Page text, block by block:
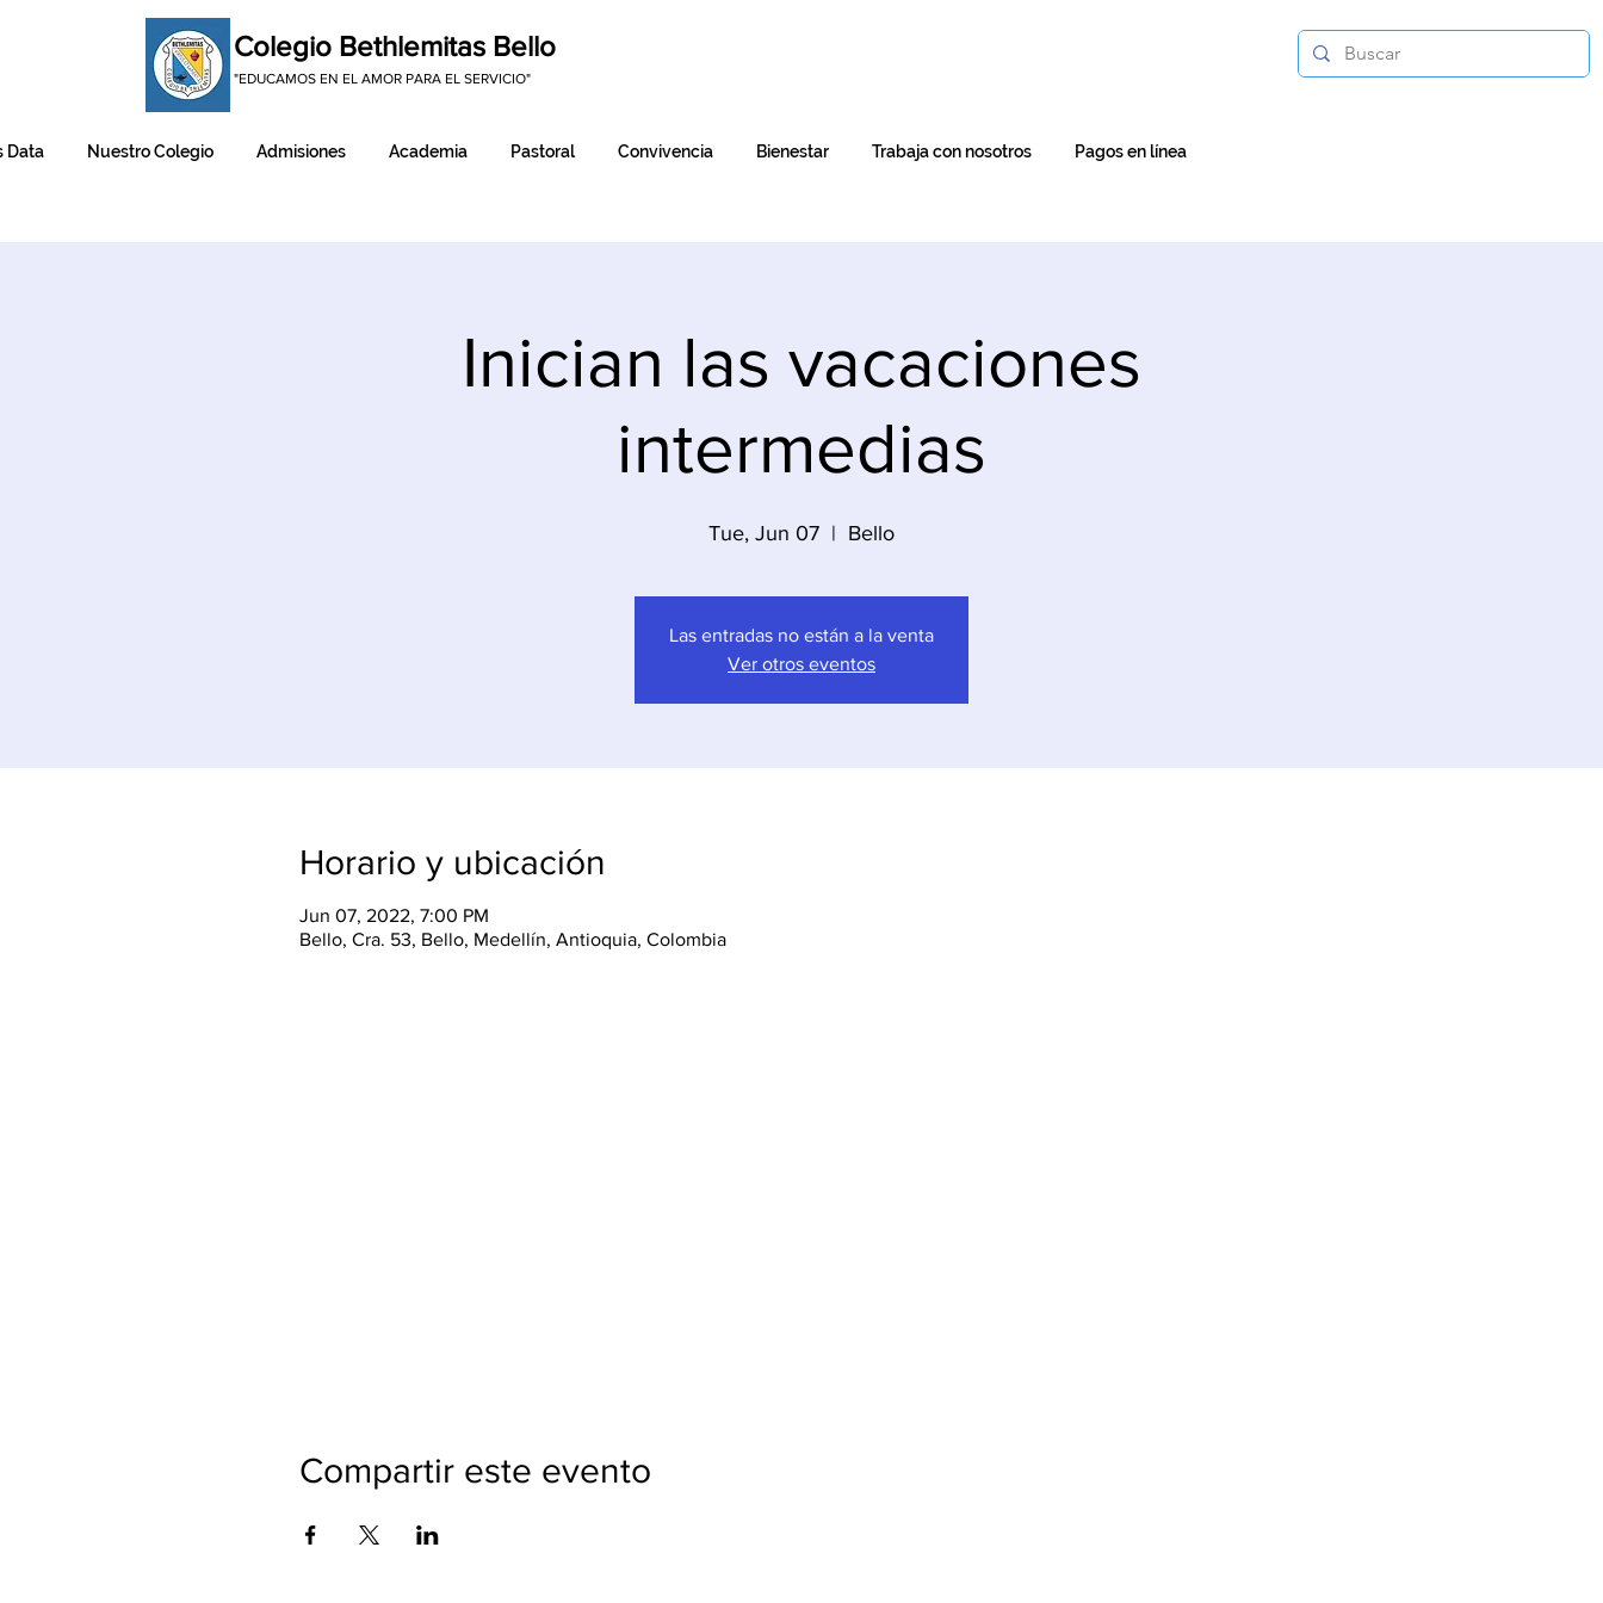
Colegio Bethlemitas Bello
"EDUCAMOS EN EL AMOR PARA EL SERVICIO"
Data Nuestro Colegio Admisiones Academia Pastoral Convivencia Bienestar Trabaja con nosotros Pagos en línea
Inician las vacaciones
intermedias
Tue, Jun 07
  |
Bello
Las entradas no están a la venta
Ver otros eventos
Horario y ubicación
Jun 07, 2022, 7:00 PM
Bello, Cra. 53, Bello, Medellín, Antioquia, Colombia
Compartir este evento